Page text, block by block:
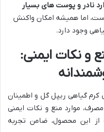
نادر و پوست های بسیار
اما همیشه امکان واکنش
وجود دارد.
و نکات ایمنی:
کرم گیاهی ریپل گل و اطمینان
موارد منع و نکات ایمنی
از این محصول، ضامن تجربه